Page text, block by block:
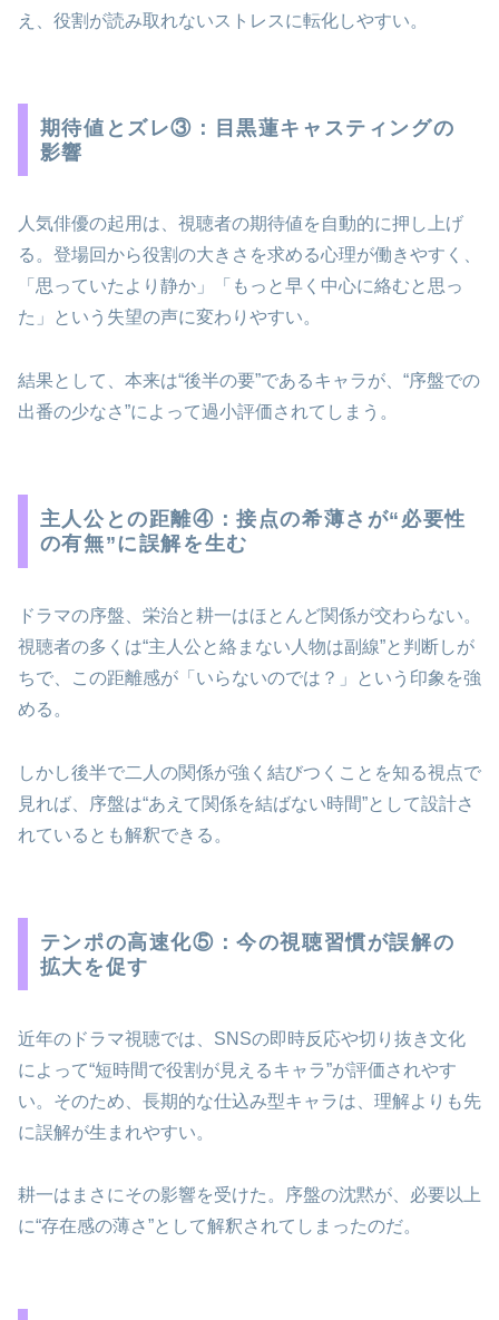
え、役割が読み取れないストレスに転化しやすい。
期待値とズレ③：目黒蓮キャスティングの
影響
人気俳優の起用は、視聴者の期待値を自動的に押し上げ
る。登場回から役割の大きさを求める心理が働きやすく、
「思っていたより静か」「もっと早く中心に絡むと思っ
た」という失望の声に変わりやすい。
結果として、本来は“後半の要”であるキャラが、“序盤での
出番の少なさ”によって過小評価されてしまう。
主人公との距離④：接点の希薄さが“必要性
の有無”に誤解を生む
ドラマの序盤、栄治と耕一はほとんど関係が交わらない。
視聴者の多くは“主人公と絡まない人物は副線”と判断しが
ちで、この距離感が「いらないのでは？」という印象を強
める。
しかし後半で二人の関係が強く結びつくことを知る視点で
見れば、序盤は“あえて関係を結ばない時間”として設計さ
れているとも解釈できる。
テンポの高速化⑤：今の視聴習慣が誤解の
拡大を促す
近年のドラマ視聴では、SNSの即時反応や切り抜き文化
によって“短時間で役割が見えるキャラ”が評価されやす
い。そのため、長期的な仕込み型キャラは、理解よりも先
に誤解が生まれやすい。
耕一はまさにその影響を受けた。序盤の沈黙が、必要以上
に“存在感の薄さ”として解釈されてしまったのだ。